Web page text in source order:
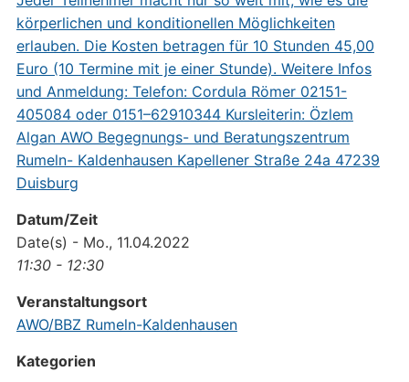
Datum/Zeit
Date(s) - Mo., 11.04.2022
11:30 - 12:30
Veranstaltungsort
AWO/BBZ Rumeln-Kaldenhausen
Kategorien